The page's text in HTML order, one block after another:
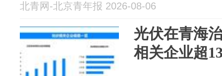
北青网-北京青年报 2026-08-06
光伏在青海
相关企业超